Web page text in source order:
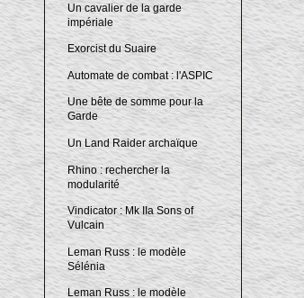
Un cavalier de la garde
impériale
Exorcist du Suaire
Automate de combat : l'ASPIC
Une bête de somme pour la
Garde
Un Land Raider archaïque
Rhino : rechercher la
modularité
Vindicator : Mk IIa Sons of
Vulcain
Leman Russ : le modèle
Sélénia
Leman Russ : le modèle